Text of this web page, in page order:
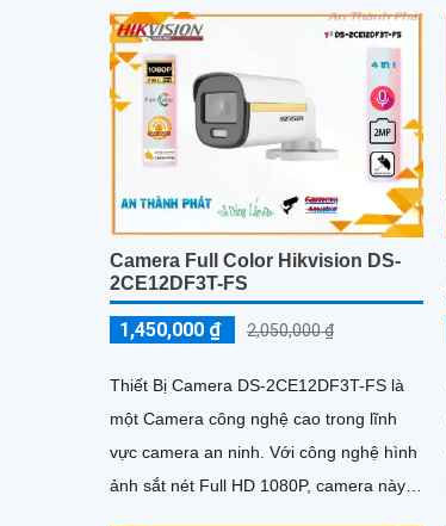
Camera Full Color Hikvision DS-
2CE12DF3T-FS
1,450,000 ₫ 2,050,000 ₫
Thiết Bị Camera DS-2CE12DF3T-FS là
một Camera công nghệ cao trong lĩnh
vực camera an ninh. Với công nghệ hình
ảnh sắt nét Full HD 1080P, camera này